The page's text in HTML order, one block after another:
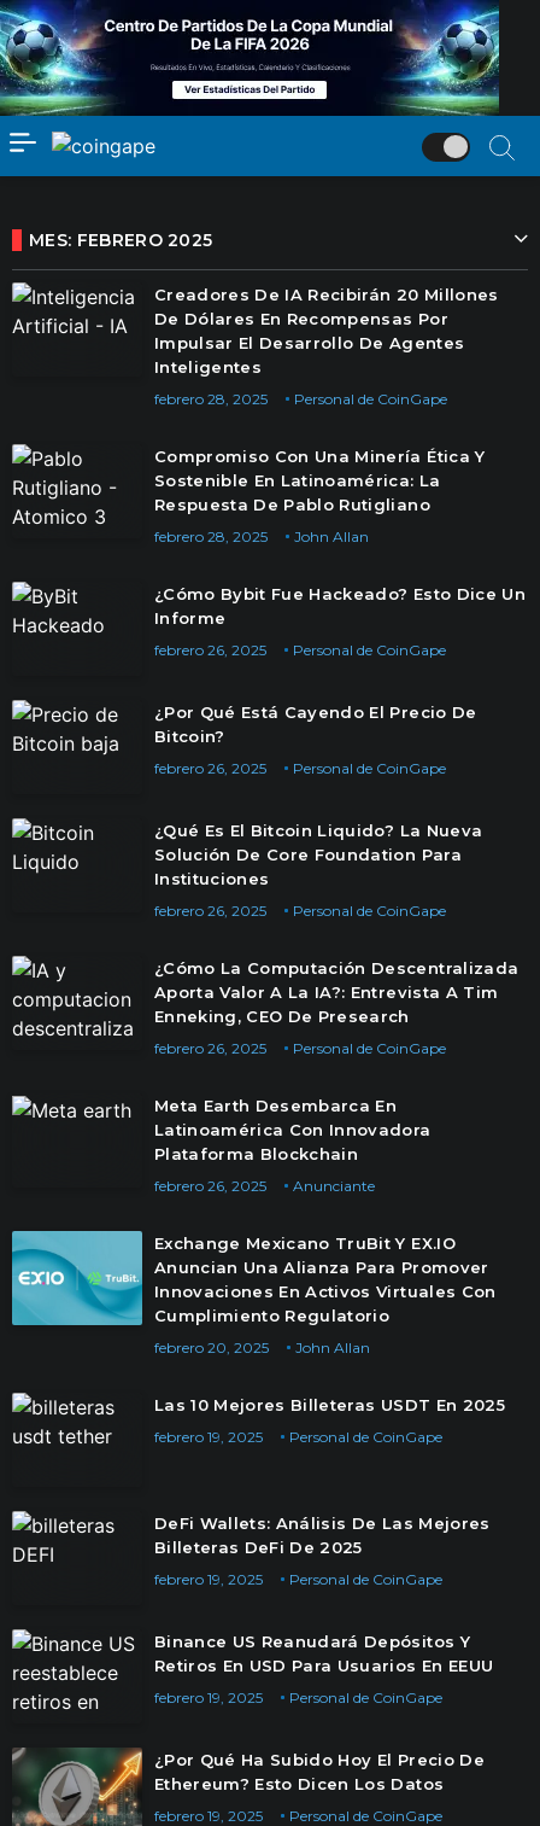
MES: FEBRERO 2025
Creadores De IA Recibirán 20 Millones
De Dólares En Recompensas Por
Impulsar El Desarrollo De Agentes
Inteligentes
Personal de CoinGape
febrero 28, 2025
Compromiso Con Una Minería Ética Y
Sostenible En Latinoamérica: La
Respuesta De Pablo Rutigliano
John Allan
febrero 28, 2025
¿Cómo Bybit Fue Hackeado? Esto Dice Un
Informe
Personal de CoinGape
febrero 26, 2025
¿Por Qué Está Cayendo El Precio De
Bitcoin?
Personal de CoinGape
febrero 26, 2025
¿Qué Es El Bitcoin Liquido? La Nueva
Solución De Core Foundation Para
Instituciones
Personal de CoinGape
febrero 26, 2025
¿Cómo La Computación Descentralizada
Aporta Valor A La IA?: Entrevista A Tim
Enneking, CEO De Presearch
Personal de CoinGape
febrero 26, 2025
Meta Earth Desembarca En
Latinoamérica Con Innovadora
Plataforma Blockchain
Anunciante
febrero 26, 2025
Exchange Mexicano TruBit Y EX.IO
Anuncian Una Alianza Para Promover
Innovaciones En Activos Virtuales Con
Cumplimiento Regulatorio
John Allan
febrero 20, 2025
Las 10 Mejores Billeteras USDT En 2025
Personal de CoinGape
febrero 19, 2025
DeFi Wallets: Análisis De Las Mejores
Billeteras DeFi De 2025
Personal de CoinGape
febrero 19, 2025
Binance US Reanudará Depósitos Y
Retiros En USD Para Usuarios En EEUU
Personal de CoinGape
febrero 19, 2025
¿Por Qué Ha Subido Hoy El Precio De
Ethereum? Esto Dicen Los Datos
Personal de CoinGape
febrero 19, 2025